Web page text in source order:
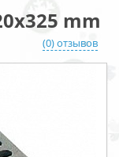
mm
(0) отзывов